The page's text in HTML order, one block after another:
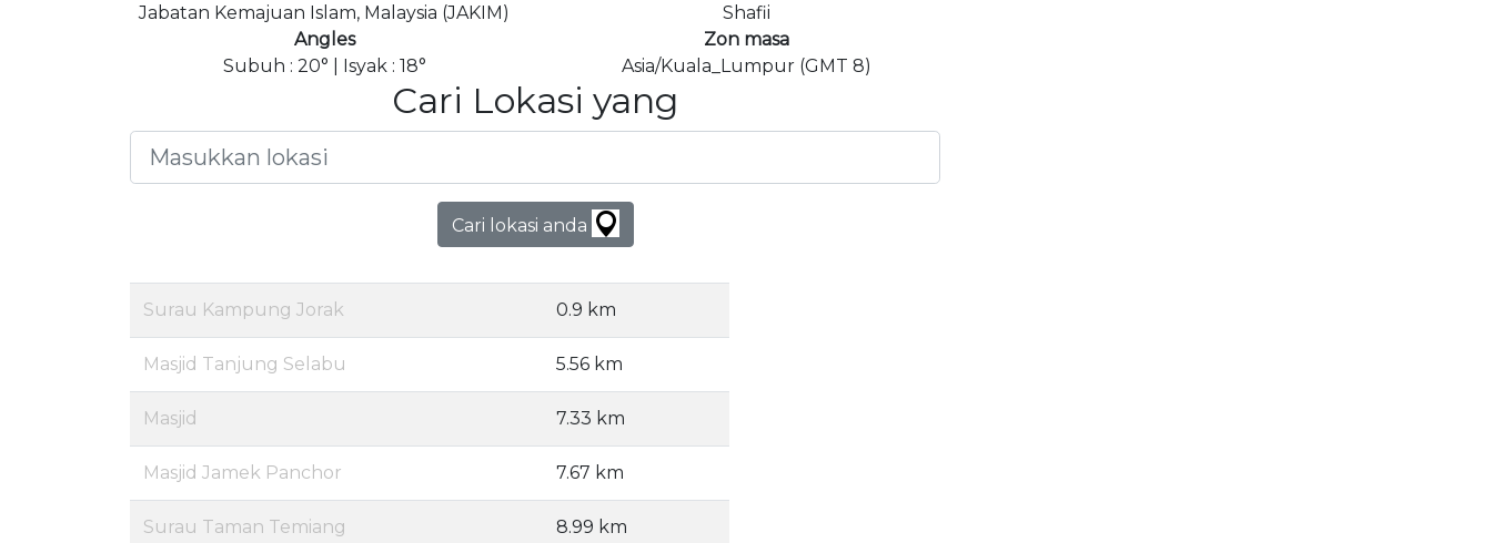
Jabatan Kemajuan Islam, Malaysia (JAKIM)
Shafii
Angles
Subuh : 20° | Isyak : 18°
Zon masa
Asia/Kuala_Lumpur (GMT 8)
Cari Lokasi yang
Cari lokasi anda
Surau Kampung Jorak 0.9 km
Masjid Tanjung Selabu 5.56 km
Masjid 7.33 km
Masjid Jamek Panchor 7.67 km
Surau Taman Temiang 8.99 km